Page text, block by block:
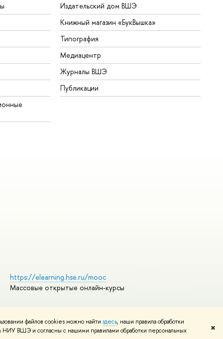
файлов cookies можно найти здесь, наши правила обработки
НИУ ВШЭ и согласны с нашими правилами обработки персональных
✖
Издательский дом ВШЭ
Книжный магазин «БукВышка»
Типография
Медиацентр
Журналы ВШЭ
Публикации
https://elearning.hse.ru/mooc
Массовые открытые онлайн-курсы
Редактору